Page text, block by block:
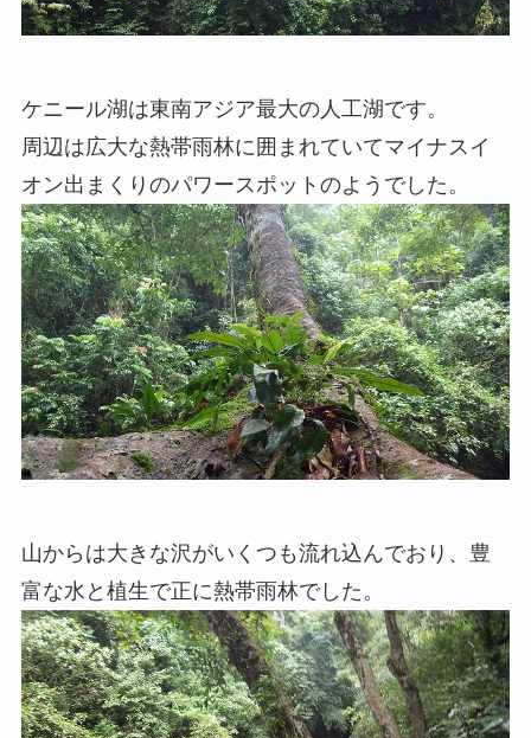
ケニール湖は東南アジア最大の人工湖です。
周辺は広大な熱帯雨林に囲まれていてマイナスイ
オン出まくりのパワースポットのようでした。
山からは大きな沢がいくつも流れ込んでおり、豊
富な水と植生で正に熱帯雨林でした。